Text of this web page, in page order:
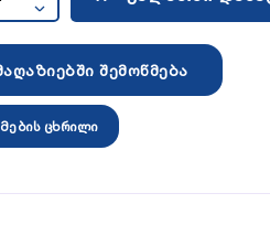
შემოწმება
ცხრილი